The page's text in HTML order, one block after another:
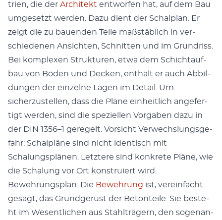
trien, die der Architekt ent­wor­fen hat, auf dem Bau
umge­set­zt wer­den. Dazu dient der Schalplan. Er
zeigt die zu bauen­den Teile maßstäblich in ver­
schiede­nen Ansicht­en, Schnit­ten und im Grun­driss.
Bei kom­plex­en Struk­turen, etwa dem Schich­tauf­
bau von Böden und Deck­en, enthält er auch Abbil­
dun­gen der einzelne Lagen im Detail. Um
sicherzustellen, dass die Pläne ein­heitlich ange­fer­
tigt wer­den, sind die speziellen Vor­gaben dazu in
der DIN 1356–1 geregelt. Vor­sicht Ver­wech­slungs­ge­
fahr: Schalpläne sind nicht iden­tisch mit
Schalungsplä­nen. Let­ztere sind konkrete Pläne, wie
die Schalung vor Ort kon­stru­iert wird.
Bewehrungs­plan: Die Bewehrung ist, vere­in­facht
gesagt, das Grundgerüst der Beton­teile. Sie beste­
ht im Wesentlichen aus Stahlträgern, den soge­nan­